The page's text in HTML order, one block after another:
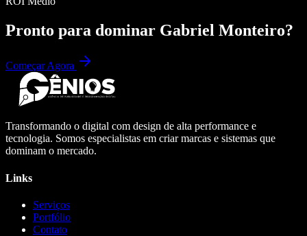
Pronto para dominar Gabriel Monteiro?
Começar Agora
Transformando o digital com design de alta performance e
tecnologia. Somos especialistas em criar marcas e sistemas que
dominam o mercado.
Links
Serviços
Portfólio
Contato